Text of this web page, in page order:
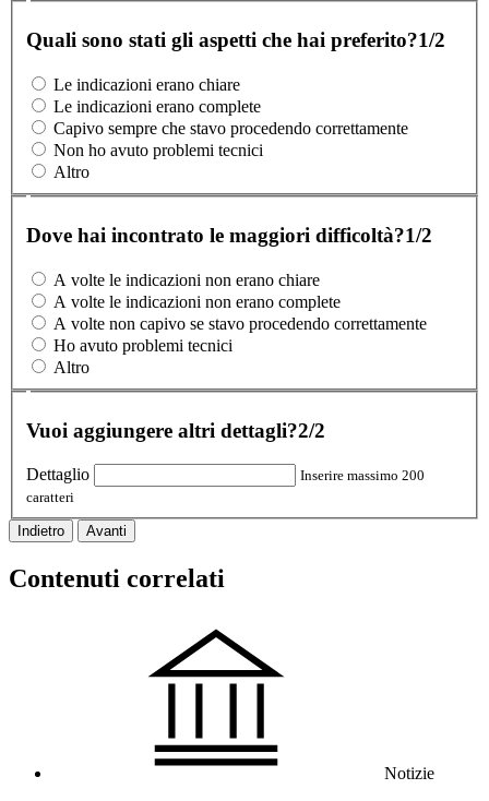
Quali sono stati gli aspetti che hai preferito?1/2
Le indicazioni erano chiare
Le indicazioni erano complete
Capivo sempre che stavo procedendo correttamente
Non ho avuto problemi tecnici
Altro
Dove hai incontrato le maggiori difficoltà?1/2
A volte le indicazioni non erano chiare
A volte le indicazioni non erano complete
A volte non capivo se stavo procedendo correttamente
Ho avuto problemi tecnici
Altro
Vuoi aggiungere altri dettagli?2/2
Dettaglio
Inserire massimo 200
caratteri
Indietro Avanti
Contenuti correlati
Notizie